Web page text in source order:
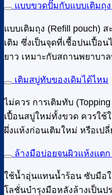
แบบขวดปั๊มกับแบบเติมถุง
แบบเติมถุง (Refill pouch) ส
เติม ซึ่งเป็นจุดที่เชื้อปนเปื้อ
ยาว เหมาะกับสถานพยาบา
เติมสบู่ทับของเดิมได้ไหม
ไม่ควร การเติมทับ
เปื้อนสบู่ใหม่ทั้งขวด ควรใช้
ผึ่งแห้งก่อนเติมใหม่ หรือเป
ล้างมือบ่อยจนผิวแห้งแตก
ใช้น้ำอุ่นแทนน้ำร้อน ซับมือ
โลชั่นบำรุงมือหลังล้างเป็นป